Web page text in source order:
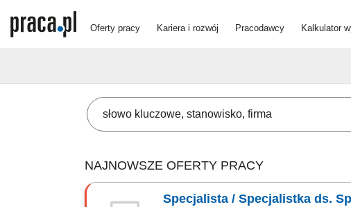
Oferty pracy Kariera i rozwój Pracodawcy Kalkulator
NAJNOWSZE OFERTY PRACY
Specjalista / Specjalistka ds.